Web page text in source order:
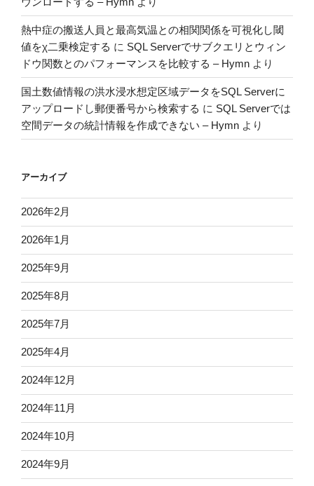
熱中症の搬送人員と最高気温との相関関係を可視化し閾
値をχ二乗検定する に SQL Serverでサブクエリとウィン
ドウ関数とのパフォーマンスを比較する – Hymn より
国土数値情報の洪水浸水想定区域データをSQL Serverに
アップロードし郵便番号から検索する に SQL Serverでは
空間データの統計情報を作成できない – Hymn より
アーカイブ
2026年2月
2026年1月
2025年9月
2025年8月
2025年7月
2025年4月
2024年12月
2024年11月
2024年10月
2024年9月